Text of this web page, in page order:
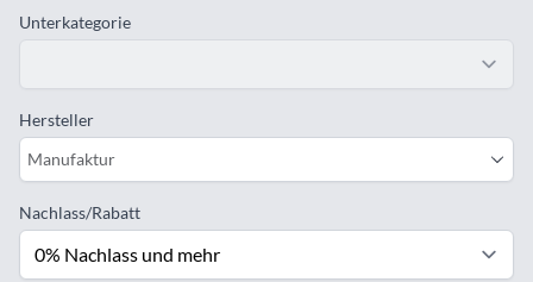
Unterkategorie
Hersteller
Manufaktur
Nachlass/Rabatt